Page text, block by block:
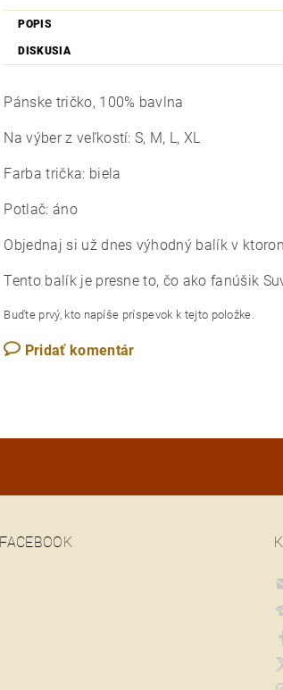
POPIS
DISKUSIA
Pánske tričko, 100% bavlna
Na výber z veľkostí: S, M, L, XL
Farba trička: biela
Potlač: áno
Objednaj si už dnes výhodný balík v
Tento balík je presne to, čo ako fanúšik
Buďte prvý, kto napíše príspevok k tejto položke.
Pridať komentár
FACEBOOK